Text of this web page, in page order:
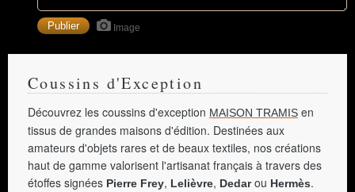
Image
Coussins d'Exception
Découvrez les coussins d'exception MAISON TRAMIS en
tissus de grandes maisons d'édition. Destinées aux
amateurs d'objets rares et de beaux textiles, nos créations
haut de gamme valorisent l'artisanat français à travers des
étoffes signées Pierre Frey, Lelièvre, Dedarou Hermès.